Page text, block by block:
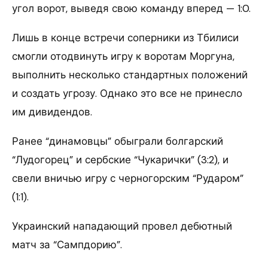
угол ворот, выведя свою команду вперед — 1:0.
Лишь в конце встречи соперники из Тбилиси
смогли отодвинуть игру к воротам Моргуна,
выполнить несколько стандартных положений
и создать угрозу. Однако это все не принесло
им дивидендов.
Ранее “динамовцы” обыграли болгарский
“Лудогорец” и сербские “Чукарички” (3:2), и
свели вничью игру с черногорским “Рударом”
(1:1).
Украинский нападающий провел дебютный
матч за “Сампдорию”.